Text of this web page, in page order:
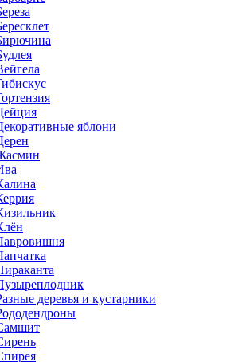
яблони
деревья и кустарники